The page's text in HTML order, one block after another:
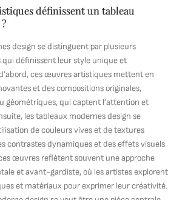
définissent un tableau
design se distinguent par plusieurs
définissent leur style unique et
ces œuvres artistiques mettent en
et des compositions originales,
géométriques, qui captent l’attention et
les tableaux modernes design se
de couleurs vives et de textures
contrastes dynamiques et des effets visuels
œuvres reflètent souvent une approche
et avant-gardiste, où les artistes explorent
et matériaux pour exprimer leur créativité.